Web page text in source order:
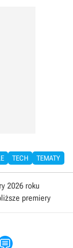
TECH TEMATY
2026 roku
premiery